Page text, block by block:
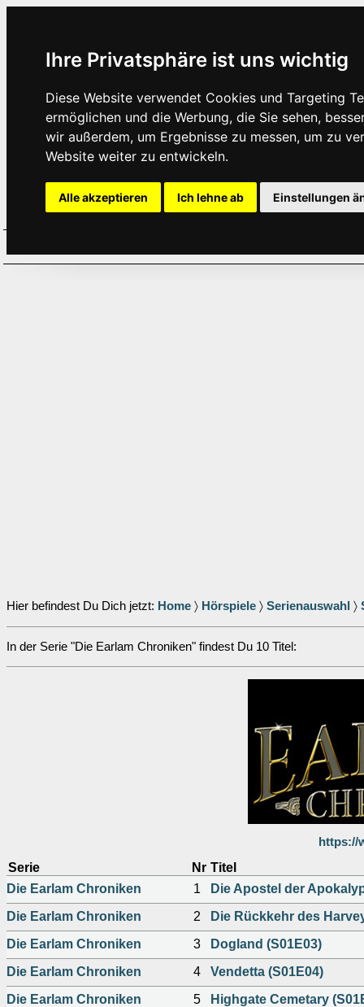
Ihre Privatsphäre ist uns wichtig
Diese Website verwendet Cookies und Targeting
ermöglichen und die Werbung, die Sie sehen,
wir außerdem, um Ergebnisse zu messen, um zu
Website weiter zu entwickeln.
Alle akzeptieren Ich lehne ab Einstellungen
Hier befindest Du Dich jetzt: Home 〉 Hörspiele 〉 Serienauswahl 〉
In der Serie "Die Earlam Chroniken" findest Du 10 Titel:
https://
Serie Nr Titel
Die Earlam Chroniken
1
Die Apostel der
Die Earlam Chroniken
2
Die Rückkehr des
Die Earlam Chroniken
3
Dogland (S01E03)
Die Earlam Chroniken
4
Vendetta (S01E04)
Die Earlam Chroniken
5
Highgate Cemetary